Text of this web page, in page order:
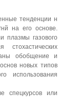
тенденции н
на его основе.
плазмы газового
обобщение и
новых типов
использования
спецкурсов или